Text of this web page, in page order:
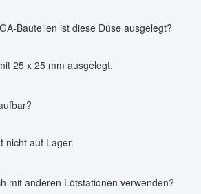
Bauteilen ist diese Düse ausgelegt?
25 x 25 mm ausgelegt.
nicht auf Lager.
mit anderen Lötstationen verwenden?